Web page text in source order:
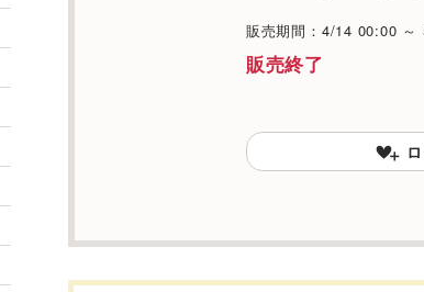
販売期間：4/14 00:00 ～
販売終了